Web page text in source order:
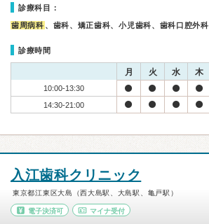
診療科目：
歯周病科 、歯科、矯正歯科、小児歯科、歯科口腔外科
診療時間
月 火 水 木
10:00-13:30
14:30-21:00
入江歯科クリニック
東京都江東区大島（西大島駅、大島駅、亀戸駅）
電子決済可 マイナ受付